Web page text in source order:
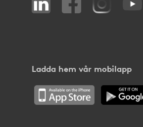
Ladda hem vår mobilapp